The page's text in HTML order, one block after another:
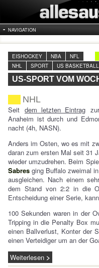
NAVIGATION
EISHOCKEY NBA
NFL
NHL
SPORT US BASKETBALL
US-SPORT VOM
NHL
Seit dem letzten Eintrag
Anaheim ist durch und
nacht (4h, NASN).
Anders im Osten, wo es mit
daran zum ersten Mal seit 31
wieder umzudrehen. Beim
Sabres ging Buffalo zweimal
ausgleichen. Nach einem
dem Stand von 2:2 in die
Entscheidung einer Serie,
100 Sekunden waren in der
Tripping in die Penalty Box
einen Ballverlust, Konter der
einen Verteidiger um an der
Weiterlesen